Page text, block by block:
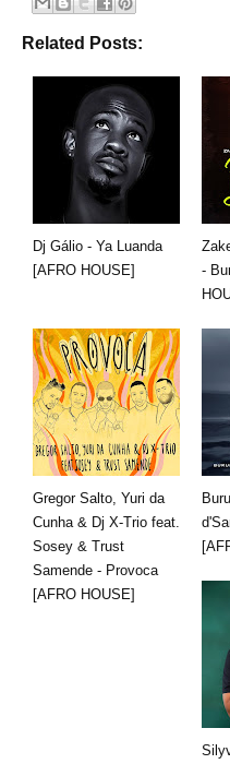
Related Posts:
Dj Gálio - Ya Luanda
[AFRO HOUSE]
-
Gregor Salto, Yuri da
Cunha & Dj X-Trio feat.
Sosey & Trust
Samende - Provoca
[AFRO HOUSE]